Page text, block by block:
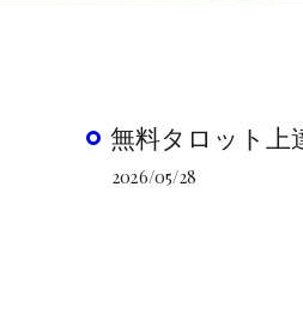
無料タロット上
2026/05/28